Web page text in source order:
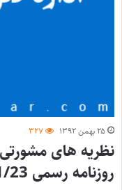
۲۵ بهمن ۱۳۹۲ ۳۲۷
نظریه های
روزنامه رسمی 1392/11/23